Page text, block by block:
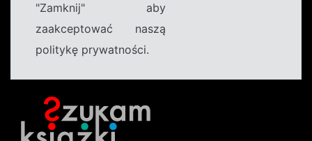
"Zamknij" aby
zaakceptować naszą
politykę prywatności.